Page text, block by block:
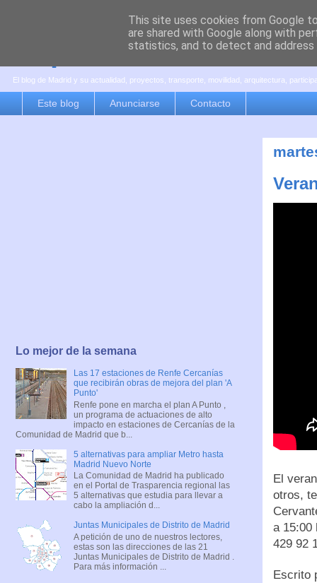
es por madrid
El blog de Madrid y su actualidad, proyectos, transporte, movilidad, arquitectura,
Este blog Anunciarse Contacto
El
otros,
a 15:00
429 92
Escrito
Lo mejor de la semana
Las 17 estaciones de Renfe Cercanías
que recibirán obras de mejora del plan 'A
Punto'
Renfe pone en marcha el plan A Punto ,
un programa de actuaciones de alto
impacto en estaciones de Cercanías de la
Comunidad de Madrid que b...
5 alternativas para ampliar Metro hasta
Madrid Nuevo Norte
La Comunidad de Madrid ha publicado
en el Portal de Trasparencia regional las
5 alternativas que estudia para llevar a
cabo la ampliación d...
Juntas Municipales de Distrito de Madrid
A petición de uno de nuestros lectores,
estas son las direcciones de las 21
Juntas Municipales de Distrito de Madrid .
Para más información ...
This site uses cookies from Google
are shared with Google along with
statistics, and to detect and address